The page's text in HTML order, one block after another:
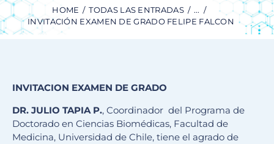
HOME TODAS LAS ENTRADAS
...
INVITACIÓN EXAMEN DE GRADO FELIPE FALCON
INVITACION EXAMEN DE GRADO
DR. JULIO TAPIA P., Coordinador del Programa de
Doctorado en Ciencias Biomédicas, Facultad de
Medicina, Universidad de Chile, tiene el agrado de